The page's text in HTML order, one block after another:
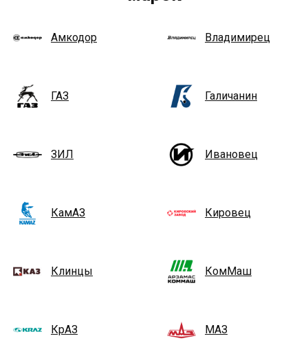
Амкодор Владимирец
ГАЗ Галичанин
ЗИЛ Ивановец
КамАЗ Кировец
Клинцы КомМаш
КрАЗ МАЗ